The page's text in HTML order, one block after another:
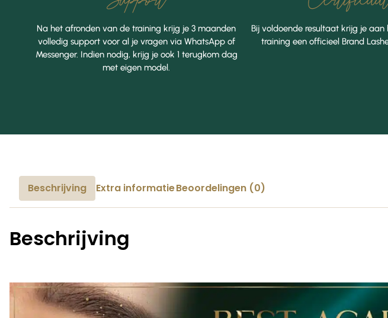
Na het afronden van de training krijg je 3 maanden
volledig support voor al je vragen via WhatsApp of
Messenger. Indien nodig, krijg je ook 1 terugkom dag
met eigen model.
Bij voldoende resultaat krijg je
training een officieel Brand
Beschrijving Extra informatieBeoordelingen (0)
Beschrijving